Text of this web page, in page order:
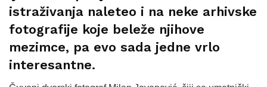
istraživanja naleteo i na neke arhivske
fotografije koje beleže njihove
mezimce, pa evo sada jedne vrlo
interesantne.